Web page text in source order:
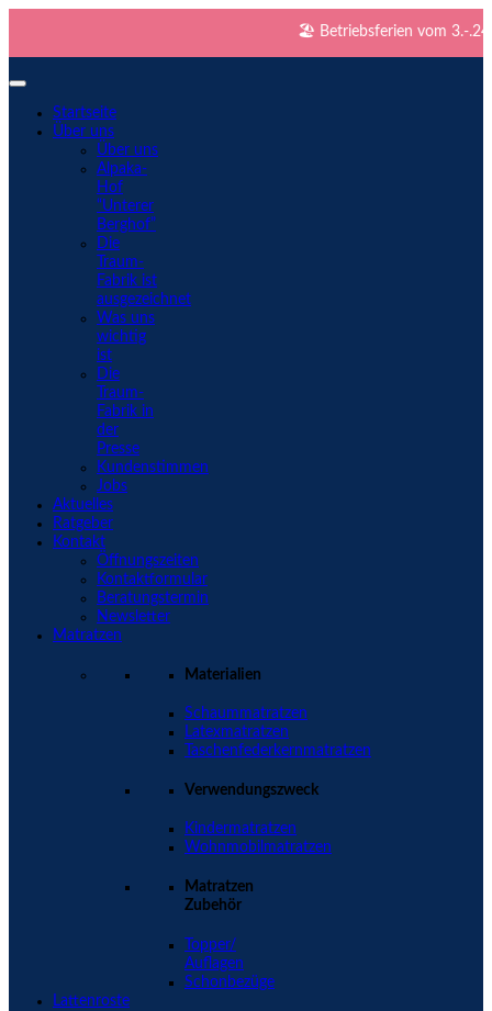
🏖️ Betriebsferien vom 3.-.24.8.
Startseite
Über uns
Über uns
Alpaka-
Hof
“Unterer
Berghof”
Die
Traum-
Fabrik ist
ausgezeichnet
Was uns
wichtig
ist
Die
Traum-
Fabrik in
der
Presse
Kundenstimmen
Jobs
Aktuelles
Ratgeber
Kontakt
Öffnungszeiten
Kontaktformular
Beratungstermin
Newsletter
Matratzen
Materialien
Schaummatratzen
Latexmatratzen
Taschenfederkernmatratzen
Verwendungszweck
Kindermatratzen
Wohnmobilmatratzen
Matratzen
Zubehör
Topper/
Auflagen
Schonbezüge
Lattenroste